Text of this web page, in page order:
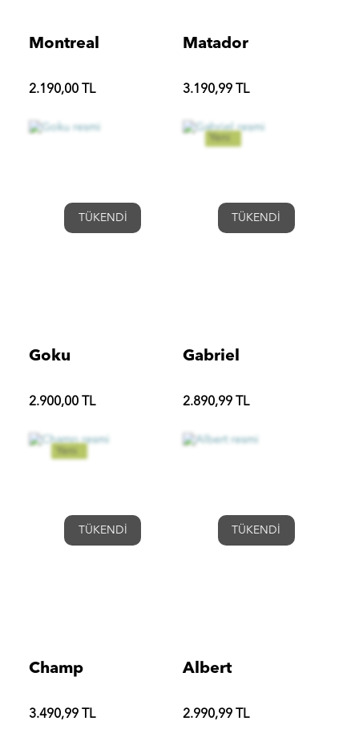
Montreal
2.190,00 TL
Matador
3.190,99 TL
Goku
2.900,00 TL
TÜKENDİ
Gabriel
2.890,99 TL
TÜKENDİ
Champ
3.490,99 TL
TÜKENDİ
Albert
2.990,99 TL
TÜKENDİ